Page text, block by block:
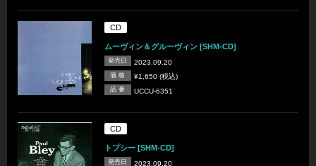
CD
ムーヴィン＆グルーヴィン [SHM-CD]
発売日 2023.09.20
価 格 ¥1,650 (税込)
品 番 UCCU-6351
CD
トプシー [SHM-CD]
発売日 2023.09.20